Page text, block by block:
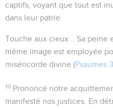
captifs, voyant que tout est
dans leur patrie.
Touche aux cieux...
Sa peine
même image est employée
miséricorde divine (Psaumes
10 Prononcé notre
manifesté nos justices . En